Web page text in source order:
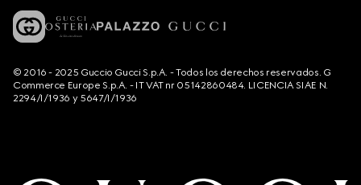
© 2016 - 2025 Guccio Gucci S.p.A. - Todos los derechos reservados. G
Commerce Europe S.p.A. - IT VAT nr 05142860484. LICENCIA SIAE N.
2294/I/1936 y 5647/I/1936